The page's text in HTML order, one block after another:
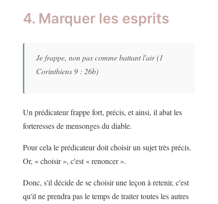
4. Marquer les esprits
Je frappe, non pas comme battant l'air (1
Corinthiens 9 : 26b)
Un prédicateur frappe fort, précis, et ainsi, il abat les
forteresses de mensonges du diable.
Pour cela le prédicateur doit choisir un sujet très précis.
Or, « choisir », c'est « renoncer ».
Donc, s'il décide de se choisir une leçon à retenir, c'est
qu'il ne prendra pas le temps de traiter toutes les autres